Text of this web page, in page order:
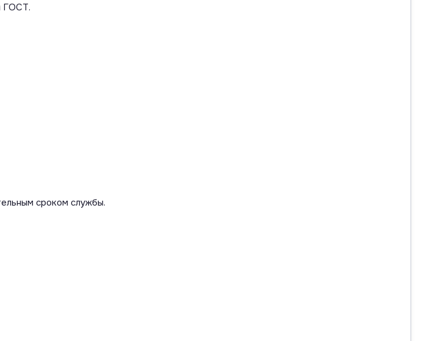
ГОСТ.
сроком службы.